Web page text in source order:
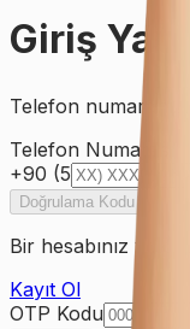
Giriş Yap
Telefon
Telefon Numarası
+90 (5
Doğrulama Kodu Al
Bir hesabınız yok
Kayıt Ol
OTP Kodu